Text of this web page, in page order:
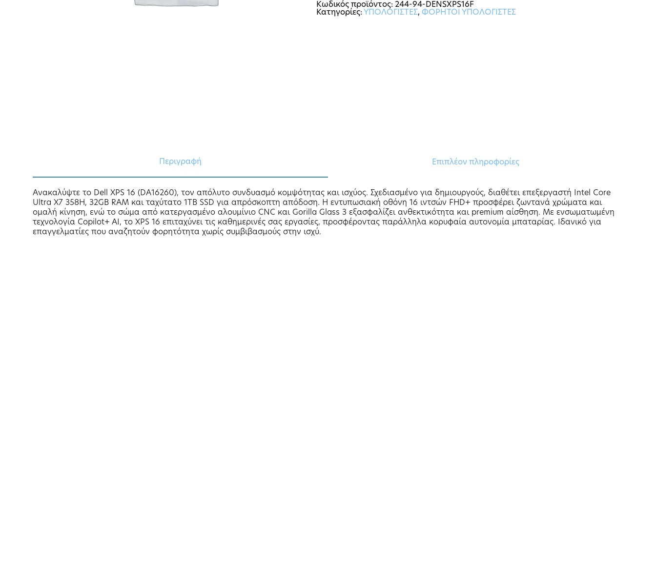
Κωδικός προϊόντος: 244-94-DENSXPS16F
Κατηγορίες: ΥΠΟΛΟΓΙΣΤΕΣ, ΦΟΡΗΤΟΙ ΥΠΟΛΟΓΙΣΤΕΣ
Περιγραφή Επιπλέον πληροφορίες
Ανακαλύψτε το Dell XPS 16 (DA16260), τον απόλυτο συνδυασμό κομψότητας και ισχύος. Σχεδιασμένο για δημιουργούς, διαθέτει επεξεργαστή Intel Core
Ultra X7 358H, 32GB RAM και ταχύτατο 1TB SSD για απρόσκοπτη απόδοση. Η εντυπωσιακή οθόνη 16 ιντσών FHD+ προσφέρει ζωντανά χρώματα και
ομαλή κίνηση, ενώ το σώμα από κατεργασμένο αλουμίνιο CNC και Gorilla Glass 3 εξασφαλίζει ανθεκτικότητα και premium αίσθηση. Με ενσωματωμένη
τεχνολογία Copilot+ AI, το XPS 16 επιταχύνει τις καθημερινές σας εργασίες, προσφέροντας παράλληλα κορυφαία αυτονομία μπαταρίας. Ιδανικό για
επαγγελματίες που αναζητούν φορητότητα χωρίς συμβιβασμούς στην ισχύ.